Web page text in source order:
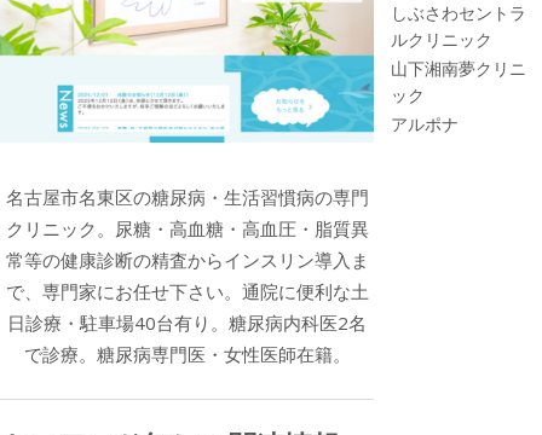
名古屋市名東区の糖尿病・生活習慣病の専門
クリニック。尿糖・高血糖・高血圧・脂質異
常等の健康診断の精査からインスリン導入ま
で、専門家にお任せ下さい。通院に便利な土
日診療・駐車場40台有り。糖尿病内科医2名
で診療。糖尿病専門医・女性医師在籍。
しぶさわセントラ
ルクリニック
山下湘南夢クリニ
ック
アルポナ